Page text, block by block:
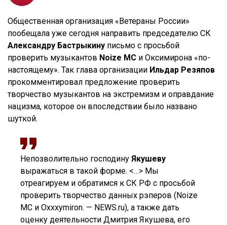
Общественная организация «Ветераны России»
пообещала уже сегодня направить председателю СК
Александру Бастрыкину письмо с просьбой
проверить музыкантов Noize MC и Оксимирона «по-
настоящему». Так глава организации Ильдар Резяпов
прокомментировал предложение проверить
творчество музыкантов на экстремизм и оправдание
нацизма, которое он впоследствии было названо
шуткой.
Непозволительно господину Якушеву
выражаться в такой форме. <…> Мы
отреагируем и обратимся к СК РФ с просьбой
проверить творчество данных рэперов (Noize
MC и Oxxxymiron. — NEWS.ru), а также дать
оценку деятельности Дмитрия Якушева, его